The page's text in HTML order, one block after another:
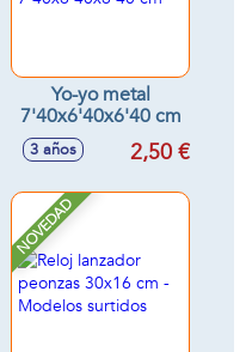
Yo-yo metal
7'40x6'40x6'40 cm
3 años 2,50 €
NOVEDAD